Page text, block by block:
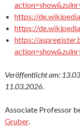
https://
https://
https://
Veröffentlicht am:
11.03.2026.
Associate Professor
Gruber.